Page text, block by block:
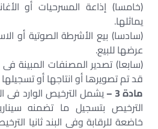
(خامسا) إذاعة المسرحيات أو
يماثلها.
(سادسا) بيع الأشرطة الصوتية أو
عرضها للبيع.
(سابعا) تصدير المصنفات المبينة
قد تم تصويرها أو انتاجها أو
مادة 3 –
يشمل الترخيص الوارد فى
الترخيص بتسجيل ما تضمنه
خاضعة للرقابة وفى البند ثانيا